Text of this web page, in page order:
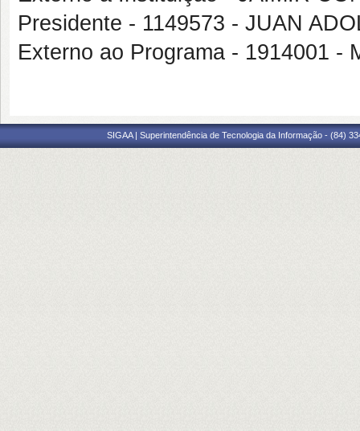
Presidente - 1149573 - JUAN
Externo ao Programa - 1914001 -
SIGAA | Superintendência de Tecnologia da Informação - (84)